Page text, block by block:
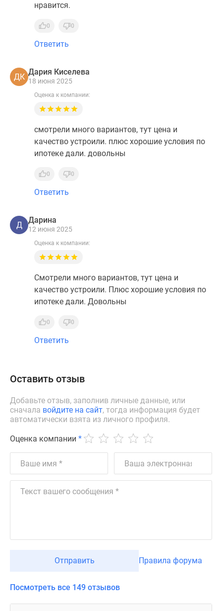
нравится.
0 0
Ответить
ДК
Дария Киселева
18 июня 2025
Оценка к компании:
смотрели много вариантов, тут цена и
качество устроили. плюс хорошие условия по
ипотеке дали. довольны
0 0
Ответить
Д
Дарина
12 июня 2025
Оценка к компании:
Смотрели много вариантов, тут цена и
качество устроили. Плюс хорошие условия по
ипотеке дали. Довольны
0 0
Ответить
Оставить отзыв
Добавьте отзыв, заполнив личные данные, или
сначала войдите на сайт, тогда информация будет
автоматически взята из личного профиля.
Оценка компании *
Отправить Правила форума
Посмотреть все 149 отзывов